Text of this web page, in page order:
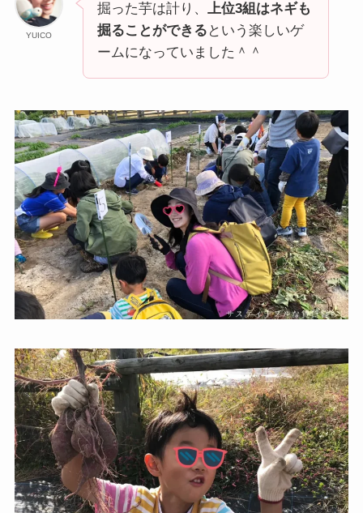
YUICO
掘った芋は計り、 上位3組はネギも
掘ることができる という楽しいゲ
ームになっていました＾＾